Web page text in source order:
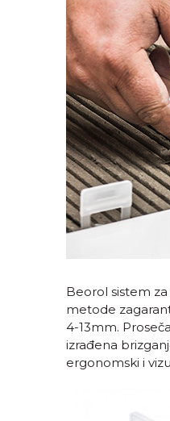
Beorol sistem
metode
4-13mm.
izrađena
ergonomski i